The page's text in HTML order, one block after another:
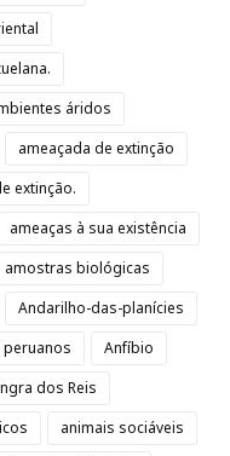
áridos
ameaçada de extinção
extinção.
ameaças à sua existência
amostras biológicas
Andarilho-das-planícies
peruanos
Anfíbio
dos Reis
animais sociáveis